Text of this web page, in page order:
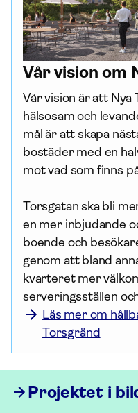
Vår vision om
Vår vision är att Nya
hälsosam och
mål är att skapa
bostäder med en
mot vad som finns
Torsgatan ska bli
en mer inbjudande
boende och
genom att bland
kvarteret mer
Läs mer om
Torsgränd
Projektet i